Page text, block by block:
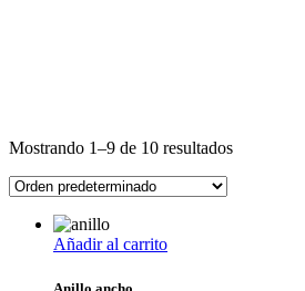
Mostrando 1–9 de 10 resultados
Añadir al carrito